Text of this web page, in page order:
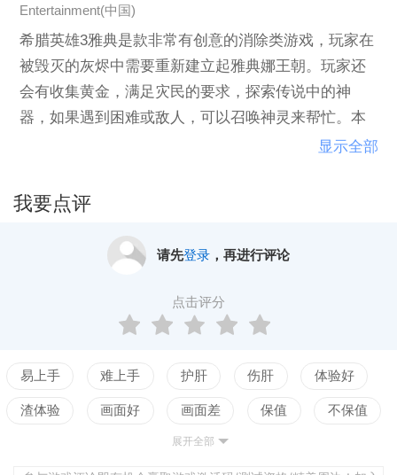
Entertainment(中国)
希腊英雄3雅典是款非常有创意的消除类游戏，玩家在
被毁灭的灰烬中需要重新建立起雅典娜王朝。玩家还
会有收集黄金，满足灾民的要求，探索传说中的神
器，如果遇到困难或敌人，可以召唤神灵来帮忙。本
游戏采用了3D渲染效果，非常具有光赏效果，在得到
天地泣鬼神般的战斗。
显示全部
我要点评
请先登录，再进行评论
点击评分
易上手 难上手 护肝 伤肝 体验好
渣体验 画面好 画面差 保值 不保值
测试
展开全部